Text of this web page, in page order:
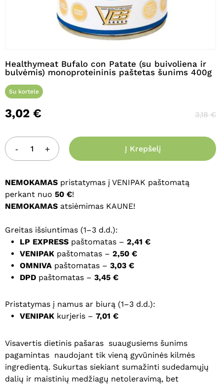
Healthymeat Bufalo con Patate (su buivoliena ir
bulvėmis) monoproteininis paštetas šunims 400g
Su kortele
3,02 € 3,18€
Į Krepšelį
NEMOKAMAS pristatymas į VENIPAK paštomatą
perkant nuo 50 €!
NEMOKAMAS atsiėmimas KAUNE!
Greitas išsiuntimas (1–3 d.d.):
LP EXPRESS paštomatas – 2,41 €
VENIPAK paštomatas – 2,50 €
OMNIVA paštomatas – 3,03 €
DPD paštomatas – 3,45 €
Pristatymas į namus ar biurą (1–3 d.d.):
VENIPAK kurjeris – 7,01 €
Visavertis dietinis pašaras suaugusiems šunims
pagamintas naudojant tik vieną gyvūninės kilmės
ingredientą. Sukurtas siekiant sumažinti sudedamųjų
dalių ir maistinių medžiagų netoleravimą, bet
išsaugoti vardą, el. pašto adresą ir
interneto puslapį, kad jų nebereiktų
parašyti komentarą.